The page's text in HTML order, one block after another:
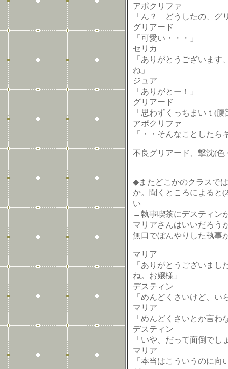
アポクリファ
「ん？ どうしたの、グ
グリアード
「可愛い・・・」
セリカ
「ありがとうございま
ね」
ジュア
「ありがとー！」
グリアード
「思わずくっちまいｔ(
アポクリファ
「・・そんなことした
不良グリアード、撃沈(色
◆またどこかのクラスで
か。聞くところによると
い
→執事喫茶にデスティン
マリアさんはいいだろう
無口でぼんやりした執事
マリア
「ありがとうございま
ね。お嬢様」
デスティン
「めんどくさいけど、い
マリア
「めんどくさいとか言わ
デスティン
「いや、だって面倒でし
マリア
「本当はこういうのに